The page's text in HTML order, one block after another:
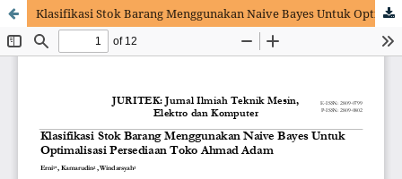
Klasifikasi Stok Barang Menggunakan Naive Bayes Untuk Optimalisasi Persediaan Toko Ahmad Adam